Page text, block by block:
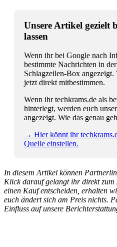
Unsere Artikel gezielt
lassen
Wenn ihr bei Google nach
bestimmte Nachrichten in
Schlagzeilen-Box
jetzt direkt mitbestimmen.
Wenn ihr techkrams.de als
hinterlegt, werden euch
angezeigt. Wie das genau
→ Hier könnt ihr
Quelle einstellen.
In diesem Artikel können
Klick darauf gelangt ihr direkt
einen Kauf entscheiden, erhalten
euch ändert sich am Preis nichts.
Einfluss auf unsere